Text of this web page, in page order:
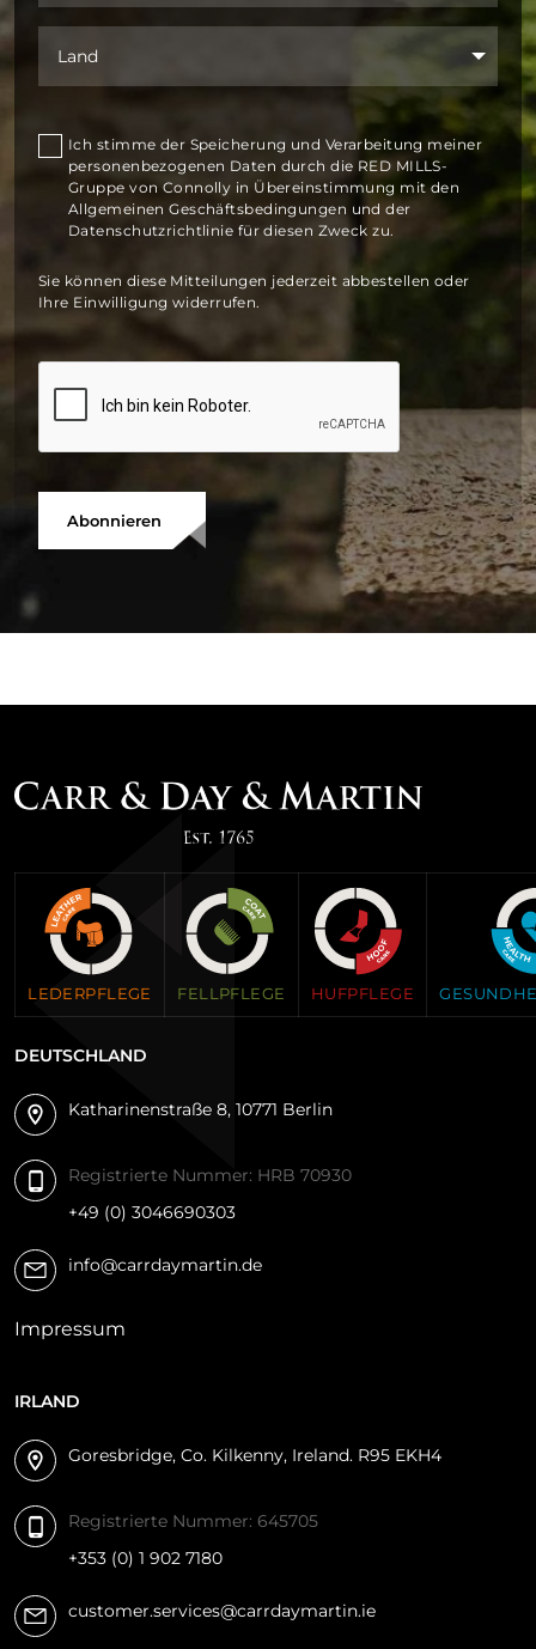
Ich stimme der Speicherung und Verarbeitung meiner
personenbezogenen Daten durch die RED MILLS-
Gruppe von Connolly in Übereinstimmung mit den
Allgemeinen Geschäftsbedingungen und der
Datenschutzrichtlinie für diesen Zweck zu.
Sie können diese Mitteilungen jederzeit abbestellen oder
Ihre Einwilligung widerrufen.
LEDERPFLEGE FELLPFLEGE HUFPFLEGE
DEUTSCHLAND
Katharinenstraße 8, 10771 Berlin
Registrierte Nummer: HRB 70930
+49 (0) 3046690303
info@carrdaymartin.de
Impressum
IRLAND
Goresbridge, Co. Kilkenny, Ireland. R95 EKH4
Registrierte Nummer: 645705
+353 (0) 1 902 7180
customer.services@carrdaymartin.ie